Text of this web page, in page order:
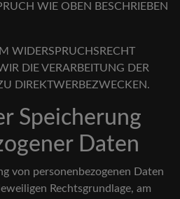
WIE OBEN BESCHRIEBEN
WIDERSPRUCHSRECHT
DIE VERARBEITUNG DER
DIREKTWERBEZWECKEN.
Speicherung
Daten
von personenbezogenen Daten
Rechtsgrundlage, am